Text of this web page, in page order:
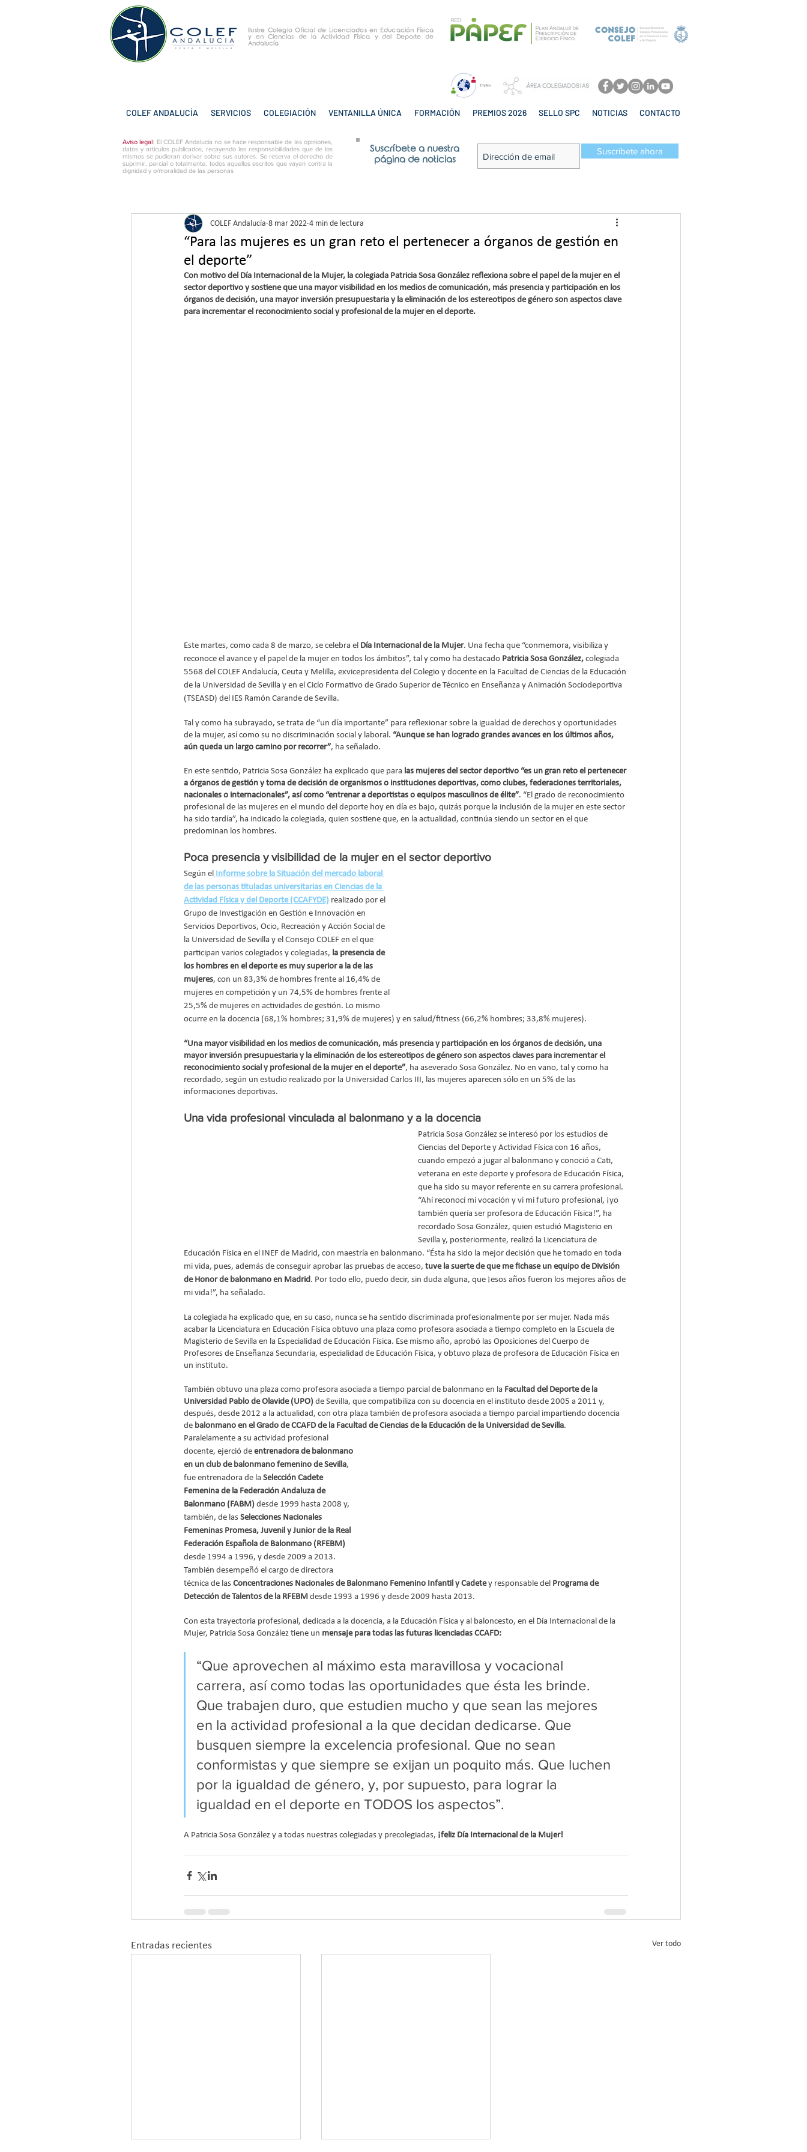
Ilustre Colegio Oficial de Licenciados en Educación Física
y en Ciencias de la Actividad Física y del Deporte de
Andalucía
COLEF ANDALUCÍA SERVICIOS COLEGIACIÓN VENTANILLA ÚNICA FORMACIÓN PREMIOS 2026 SELLO SPC NOTICIAS CONTACTO
Aviso legal: El COLEF Andalucía no se hace responsable de las opiniones,
datos y artículos publicados, recayendo las responsabilidades que de los
mismos se pudieran derivar sobre sus autores. Se reserva el derecho de
suprimir, parcial o totalmente, todos aquellos escritos que vayan contra la
dignidad y o/moralidad de las personas
Suscríbete a nuestra
página de noticias
Suscríbete ahora
“Para las mujeres es un gran reto el pertenecer a órganos de gestión en
el deporte”
COLEF Andalucía 8 mar 2022 4 min de lectura
Con motivo del Día Internacional de la Mujer, la colegiada Patricia Sosa González reflexiona sobre el papel de la mujer en el
sector deportivo y sostiene que una mayor visibilidad en los medios de comunicación, más presencia y participación en los
órganos de decisión, una mayor inversión presupuestaria y la eliminación de los estereotipos de género son aspectos clave
para incrementar el reconocimiento social y profesional de la mujer en el deporte.
Este martes, como cada 8 de marzo, se celebra el Día Internacional de la Mujer. Una fecha que “conmemora, visibiliza y
reconoce el avance y el papel de la mujer en todos los ámbitos”, tal y como ha destacado Patricia Sosa González, colegiada
5568 del COLEF Andalucía, Ceuta y Melilla, exvicepresidenta del Colegio y docente en la Facultad de Ciencias de la Educación
de la Universidad de Sevilla y en el Ciclo Formativo de Grado Superior de Técnico en Enseñanza y Animación Sociodeportiva
(TSEASD) del IES Ramón Carande de Sevilla.
Tal y como ha subrayado, se trata de “un día importante” para reflexionar sobre la igualdad de derechos y oportunidades
de la mujer, así como su no discriminación social y laboral. “Aunque se han logrado grandes avances en los últimos años,
aún queda un largo camino por recorrer”, ha señalado.
En este sentido, Patricia Sosa González ha explicado que para las mujeres del sector deportivo “es un gran reto el pertenecer
a órganos de gestión y toma de decisión de organismos o instituciones deportivas, como clubes, federaciones territoriales,
nacionales o internacionales”, así como “entrenar a deportistas o equipos masculinos de élite”. “El grado de reconocimiento
profesional de las mujeres en el mundo del deporte hoy en día es bajo, quizás porque la inclusión de la mujer en este sector
ha sido tardía”, ha indicado la colegiada, quien sostiene que, en la actualidad, continúa siendo un sector en el que
predominan los hombres.
Poca presencia y visibilidad de la mujer en el sector deportivo
Según el Informe sobre la Situación del mercado laboral
de las personas tituladas universitarias en Ciencias de la
Actividad Física y del Deporte (CCAFYDE) realizado por el
Grupo de Investigación en Gestión e Innovación en
Servicios Deportivos, Ocio, Recreación y Acción Social de
la Universidad de Sevilla y el Consejo COLEF en el que
participan varios colegiados y colegiadas, la presencia de
los hombres en el deporte es muy superior a la de las
mujeres, con un 83,3% de hombres frente al 16,4% de
mujeres en competición y un 74,5% de hombres frente al
25,5% de mujeres en actividades de gestión. Lo mismo
ocurre en la docencia (68,1% hombres; 31,9% de mujeres) y en salud/fitness (66,2% hombres; 33,8% mujeres).
“Una mayor visibilidad en los medios de comunicación, más presencia y participación en los órganos de decisión, una
mayor inversión presupuestaria y la eliminación de los estereotipos de género son aspectos claves para incrementar el
reconocimiento social y profesional de la mujer en el deporte”, ha aseverado Sosa González. No en vano, tal y como ha
recordado, según un estudio realizado por la Universidad Carlos III, las mujeres aparecen sólo en un 5% de las
informaciones deportivas.
Una vida profesional vinculada al balonmano y a la docencia
Patricia Sosa González se interesó por los estudios de
Ciencias del Deporte y Actividad Física con 16 años,
cuando empezó a jugar al balonmano y conoció a Cati,
veterana en este deporte y profesora de Educación Física,
que ha sido su mayor referente en su carrera profesional.
“Ahí reconocí mi vocación y vi mi futuro profesional, ¡yo
también quería ser profesora de Educación Física!”, ha
recordado Sosa González, quien estudió Magisterio en
Sevilla y, posteriormente, realizó la Licenciatura de
Educación Física en el INEF de Madrid, con maestría en balonmano. “Ésta ha sido la mejor decisión que he tomado en toda
mi vida, pues, además de conseguir aprobar las pruebas de acceso, tuve la suerte de que me fichase un equipo de División
de Honor de balonmano en Madrid. Por todo ello, puedo decir, sin duda alguna, que ¡esos años fueron los mejores años de
mi vida!”, ha señalado.
La colegiada ha explicado que, en su caso, nunca se ha sentido discriminada profesionalmente por ser mujer. Nada más
acabar la Licenciatura en Educación Física obtuvo una plaza como profesora asociada a tiempo completo en la Escuela de
Magisterio de Sevilla en la Especialidad de Educación Física. Ese mismo año, aprobó las Oposiciones del Cuerpo de
Profesores de Enseñanza Secundaria, especialidad de Educación Física, y obtuvo plaza de profesora de Educación Física en
un instituto.
También obtuvo una plaza como profesora asociada a tiempo parcial de balonmano en la Facultad del Deporte de la
Universidad Pablo de Olavide (UPO) de Sevilla, que compatibiliza con su docencia en el instituto desde 2005 a 2011 y,
después, desde 2012 a la actualidad, con otra plaza también de profesora asociada a tiempo parcial impartiendo docencia
de balonmano en el Grado de CCAFD de la Facultad de Ciencias de la Educación de la Universidad de Sevilla.
Paralelamente a su actividad profesional
docente, ejerció de entrenadora de balonmano
en un club de balonmano femenino de Sevilla,
fue entrenadora de la Selección Cadete
Femenina de la Federación Andaluza de
Balonmano (FABM) desde 1999 hasta 2008 y,
también, de las Selecciones Nacionales
Femeninas Promesa, Juvenil y Junior de la Real
Federación Española de Balonmano (RFEBM)
desde 1994 a 1996, y desde 2009 a 2013.
También desempeñó el cargo de directora
técnica de las Concentraciones Nacionales de Balonmano Femenino Infantil y Cadete y responsable del Programa de
Detección de Talentos de la RFEBM desde 1993 a 1996 y desde 2009 hasta 2013.
Con esta trayectoria profesional, dedicada a la docencia, a la Educación Física y al baloncesto, en el Día Internacional de la
Mujer, Patricia Sosa González tiene un mensaje para todas las futuras licenciadas CCAFD:
“Que aprovechen al máximo esta maravillosa y vocacional
carrera, así como todas las oportunidades que ésta les brinde.
Que trabajen duro, que estudien mucho y que sean las mejores
en la actividad profesional a la que decidan dedicarse. Que
busquen siempre la excelencia profesional. Que no sean
conformistas y que siempre se exijan un poquito más. Que luchen
por la igualdad de género, y, por supuesto, para lograr la
igualdad en el deporte en TODOS los aspectos”.
A Patricia Sosa González y a todas nuestras colegiadas y precolegiadas, ¡feliz Día Internacional de la Mujer!
Entradas recientes Ver todo